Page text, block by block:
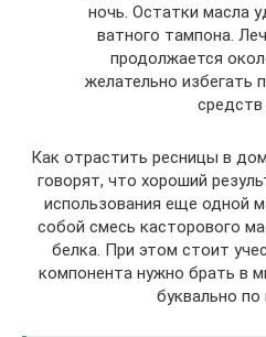
ночь. Остатки масла
ватного тампона.
продолжается
желательно избегать
средств
Как отрастить ресницы в
говорят, что хороший
использования еще одной
собой смесь касторового
белка. При этом стоит
компонента нужно брать в
буквально по